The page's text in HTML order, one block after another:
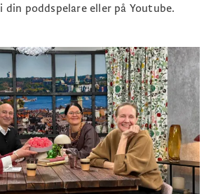
din poddspelare eller på Youtube.